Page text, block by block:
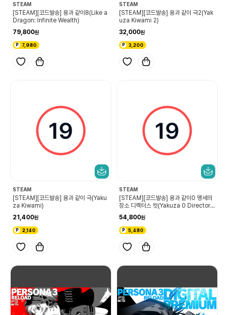
STEAM
[STEAM][코드발송] 용과 같이8(Like a
Dragon: Infinite Wealth)
79,800
7,980
STEAM
[STEAM][코드발송] 용과 같이 극2(Yak
uza Kiwami 2)
32,000
3,200
STEAM
[STEAM][코드발송] 용과 같이 극(Yaku
za Kiwami)
21,400
2,140
STEAM
[STEAM][코드발송] 용과 같이0 맹세의
장소 디렉터스 컷(Yakuza 0 Director's
54,800
5,480